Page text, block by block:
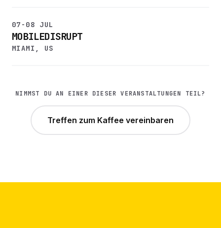
07-08 JUL
MOBILEDISRUPT
MIAMI, US
NIMMST DU AN EINER DIESER VERANSTALTUNGEN TEIL?
Treffen zum Kaffee vereinbaren